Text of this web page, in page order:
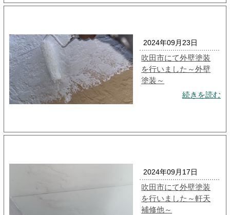
2024年09月23日
吹田市にて外壁塗装
を行いました～外壁
塗装～
続きを読む
2024年09月17日
吹田市にて外壁塗装
を行いました～軒天
補修他～